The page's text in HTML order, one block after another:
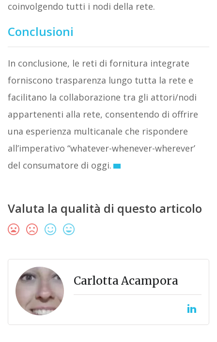
coinvolgendo tutti i nodi della rete.
Conclusioni
In conclusione, le reti di fornitura integrate
forniscono trasparenza lungo tutta la rete e
facilitano la collaborazione tra gli attori/nodi
appartenenti alla rete, consentendo di offrire
una esperienza multicanale che rispondere
all’imperativo “whatever-whenever-wherever’
del consumatore di oggi.
Valuta la qualità di questo articolo
Carlotta Acampora